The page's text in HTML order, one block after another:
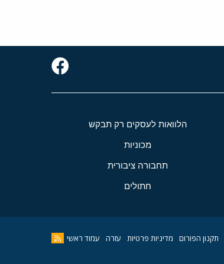
הלוואות לעסקים רק תבקש
מכוניות
תחבורה ציבורית
חתולים
תקנון הפורום מדיניות פרטיות עזרה עמוד ראשי